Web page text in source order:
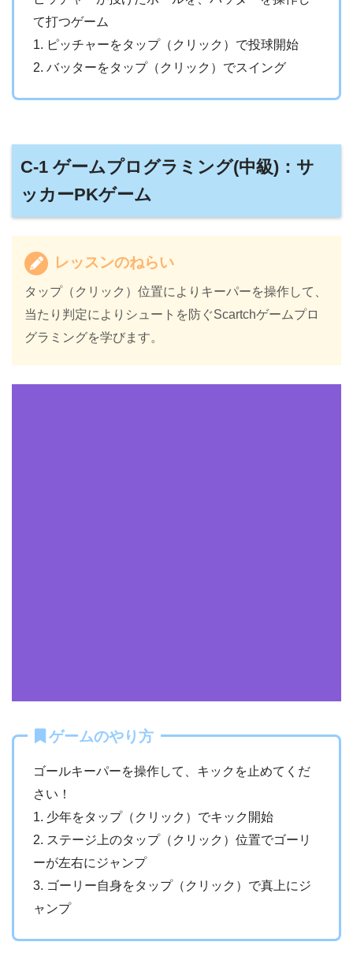
て打つゲーム
1. ピッチャーをタップ（クリック）で投球開始
2. バッターをタップ（クリック）でスイング
C-1 ゲームプログラミング(中級)：サ
ッカーPKゲーム
レッスンのねらい
タップ（クリック）位置によりキーパーを操作して、
当たり判定によりシュートを防ぐScartchゲームプロ
グラミングを学びます。
ゲームのやり方
ゴールキーパーを操作して、キックを止めてくだ
さい！
1. 少年をタップ（クリック）でキック開始
2. ステージ上のタップ（クリック）位置でゴーリ
ーが左右にジャンプ
3. ゴーリー自身をタップ（クリック）で真上にジ
ャンプ